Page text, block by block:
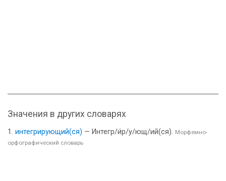
Значения в других словарях
интегрирующий(ся) — Интегр/и́р/у/ющ/ий(ся). Морфемно-
орфографический словарь